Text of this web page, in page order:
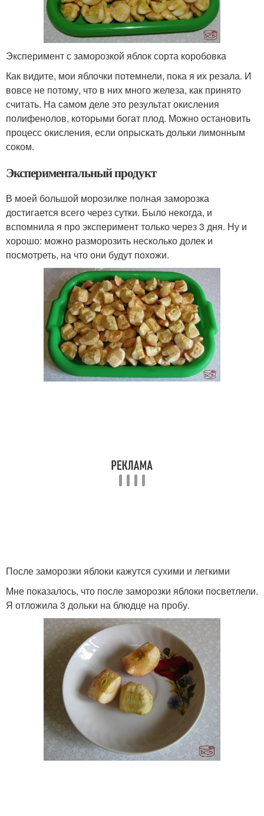
Эксперимент с заморозкой яблок сорта коробовка
Как видите, мои яблочки потемнели, пока я их резала. И
вовсе не потому, что в них много железа, как принято
считать. На самом деле это результат окисления
полифенолов, которыми богат плод. Можно остановить
процесс окисления, если опрыскать дольки лимонным
соком.
Экспериментальный продукт
В моей большой морозилке полная заморозка
достигается всего через сутки. Было некогда, и
вспомнила я про эксперимент только через 3 дня. Ну и
хорошо: можно разморозить несколько долек и
посмотреть, на что они будут похожи.
После заморозки яблоки кажутся сухими и легкими
Мне показалось, что после заморозки яблоки посветлели.
Я отложила 3 дольки на блюдце на пробу.